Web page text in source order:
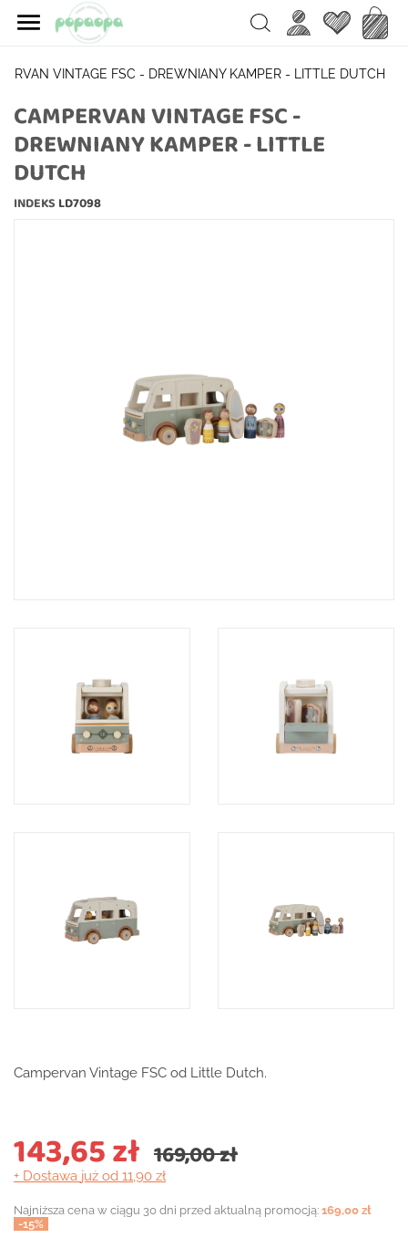
 Search Ulubione
VINTAGE FSC - DREWNIANY KAMPER - LITTLE DUTCH
CAMPERVAN VINTAGE FSC -
DREWNIANY KAMPER - LITTLE
DUTCH
INDEKS LD7098
Campervan Vintage FSC od Little Dutch.
169,00 zł
143,65 zł
+ Dostawa już od 11,90 zł
Najniższa cena w ciągu 30 dni przed aktualną promocją: 169,00 zł
-15%